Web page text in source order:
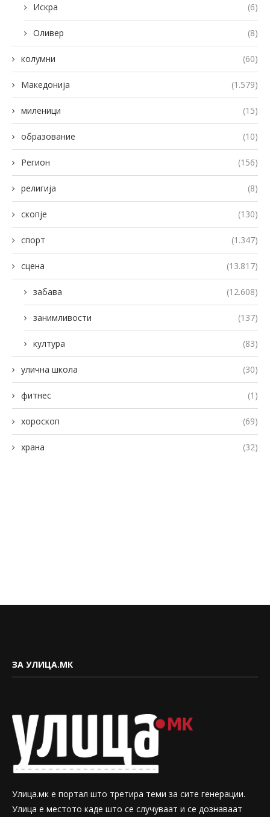
Искра (6)
Оливер (8)
колумни (60)
Македонија (1.579)
миленици (15)
образование (10)
Регион (156)
религија (8)
скопје (130)
спорт (1.347)
сцена (13.817)
забава (12.608)
занимливости (137)
култура (83)
улична школа (30)
фитнес (1)
хороскоп (69)
храна (32)
ЗА УЛИЦА.МК
Улица.мк е портал што третира теми за сите генерации.
Улица е местото каде што се случуваат и се дознаваат